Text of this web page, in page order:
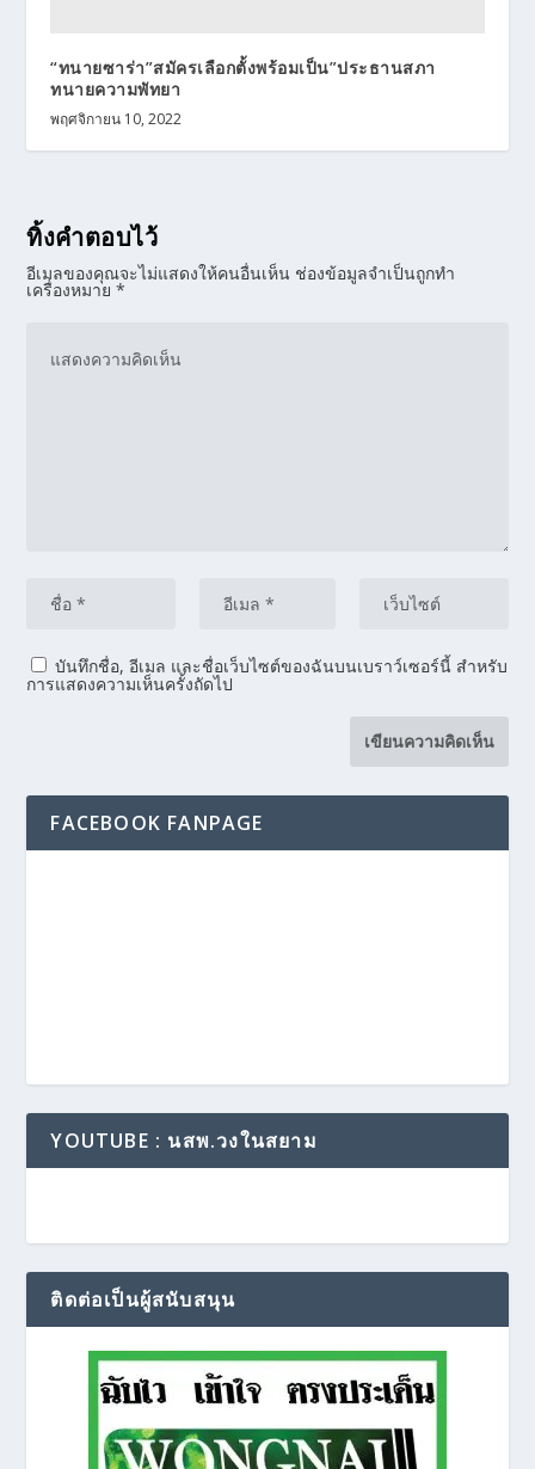
“ทนายซาร่า”สมัครเลือกตั้งพร้อมเป็น”ประธานสภา
ทนายความพัทยา
พฤศจิกายน 10, 2022
ทิ้งคำตอบไว้
อีเมลของคุณจะไม่แสดงให้คนอื่นเห็น ช่องข้อมูลจำเป็นถูกทำ
เครื่องหมาย*
บันทึกชื่อ, อีเมล และชื่อเว็บไซต์ของฉันบนเบราว์เซอร์นี้ สำหรับ
การแสดงความเห็นครั้งถัดไป
FACEBOOK FANPAGE
YOUTUBE : นสพ.วงในสยาม
ติดต่อเป็นผู้สนับสนุน